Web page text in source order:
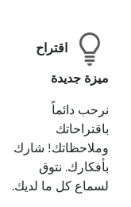
اقتراح
ميزة جديدة
نرحب دائماً
باقتراحاتك
وملاحظاتك! شارك
بأفكارك. نتوق
لسماع كل ما لديك.